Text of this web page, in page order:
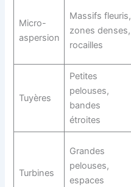
Micro-
aspersion
Massifs fleuris,
zones denses,
rocailles
Tuyères
Petites
pelouses,
bandes
étroites
Turbines
Grandes
pelouses,
espaces